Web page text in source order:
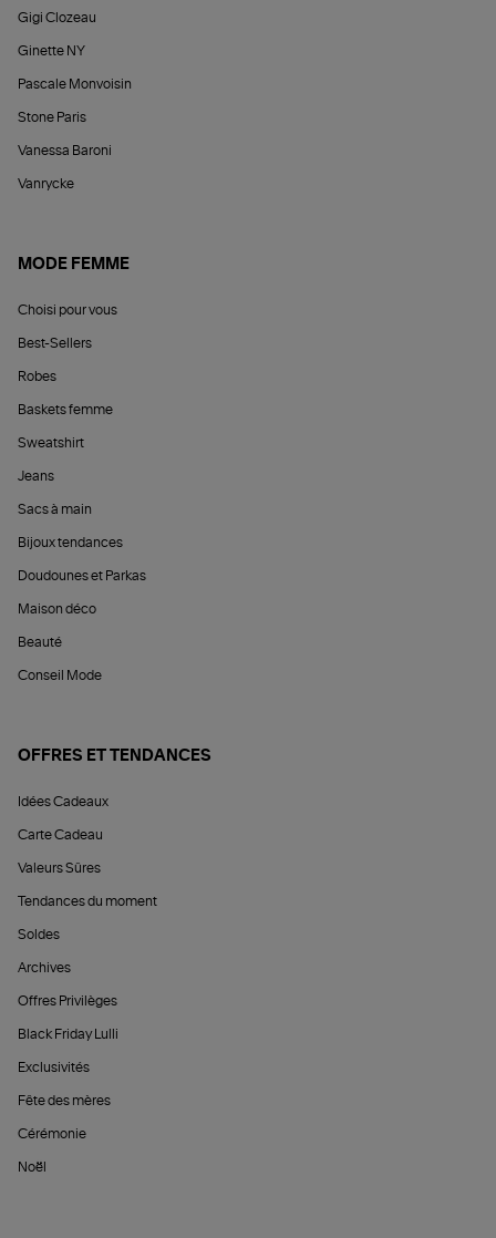
Gigi Clozeau
Ginette NY
Pascale Monvoisin
Stone Paris
Vanessa Baroni
Vanrycke
MODE FEMME
Choisi pour vous
Best-Sellers
Robes
Baskets femme
Sweatshirt
Jeans
Sacs à main
Bijoux tendances
Doudounes et Parkas
Maison déco
Beauté
Conseil Mode
OFFRES ET TENDANCES
Idées Cadeaux
Carte Cadeau
Valeurs Sûres
Tendances du moment
Soldes
Archives
Offres Privilèges
Black Friday Lulli
Exclusivités
Fête des mères
Cérémonie
Noël